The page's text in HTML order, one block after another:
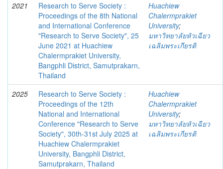
2021
Research to Serve Society :
Proceedings of the 8th National
and International Conference
"Research to Serve Society", 25
June 2021 at Huachiew
Chalermprakiet University,
Bangphli District, Samutprakarn,
Thailand
Huachiew
Chalermprakiet
University;
มหาวิทยาลัยหัวเฉียว
เฉลิมพระเกียรติ
2025
Research to Serve Society :
Proceedings of the 12th
National and International
Conference "Research to Serve
Society", 30th-31st July 2025 at
Huachiew Chalermprakiet
University, Bangphli District,
Samutprakarn, Thailand
Huachiew
Chalermprakiet
University;
มหาวิทยาลัยหัวเฉียว
เฉลิมพระเกียรติ